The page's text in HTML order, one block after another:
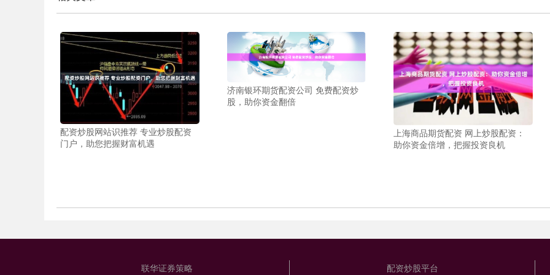
配资炒股网站识推荐 专业炒股配资
门户，助您把握财富机遇
济南银环期货配资公司 免费配资炒
股，助你资金翻倍
上海商品期货配资 网上炒股配资：
助你资金倍增，把握投资良机
联华证券策略 配资炒股平台